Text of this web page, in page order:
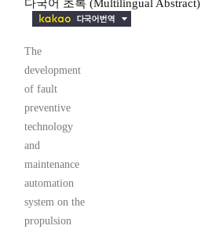
다국어 초록 (Multilingual Abstract)
The
development
of fault
preventive
technology
and
maintenance
automation
system on the
propulsion